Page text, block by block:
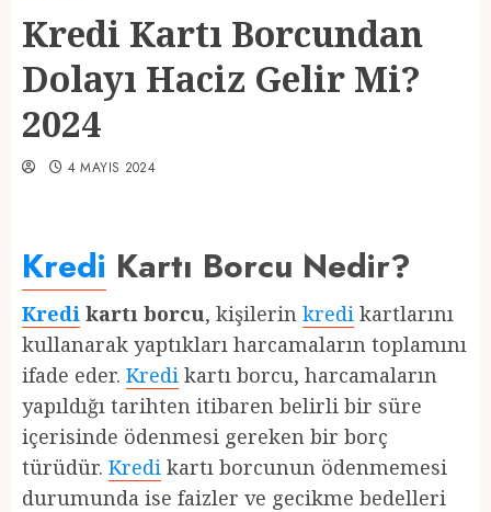
Kredi Kartı Borcundan
Dolayı Haciz Gelir Mi?
2024
4 MAYIS 2024
Kredi Kartı Borcu Nedir?
Kredi kartı borcu, kişilerin kredi kartlarını
kullanarak yaptıkları harcamaların toplamını
ifade eder. Kredi kartı borcu, harcamaların
yapıldığı tarihten itibaren belirli bir süre
içerisinde ödenmesi gereken bir borç
türüdür. Kredi kartı borcunun ödenmemesi
durumunda ise faizler ve gecikme bedelleri